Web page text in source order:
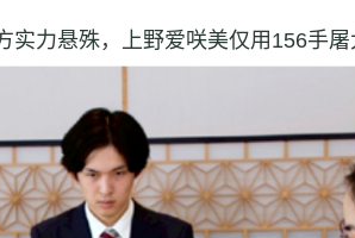
力悬殊，上野爱咲美仅用156手屠